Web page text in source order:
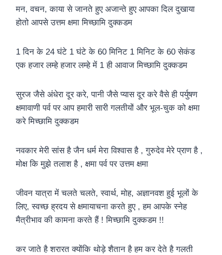
मन, वचन, काया से जानते हुए अजान्ते हुए आपका दिल दुखाया
होतो आपसे उत्तम क्षमा मिच्छामि दुक्कडम
1 दिन के 24 घंटे 1 घंटे के 60 मिनिट 1 मिनिट के 60 सेकंड
एक हजार लम्हे हजार लम्हे में 1 ही आवाज मिच्छामि दुक्कडम
सुरज जैसे अंधेरा दूर करे, पानी जैसे प्यास दूर करे वैसे ही पर्युषण
क्षमावाणी पर्व पर आप हमारी सारी गलतीयों और भूल-चुक को क्षमा
करे मिच्छामि दुक्कडम
नवकार मेरी सांस है जैन धर्म मेरा विश्वास है , गुरुदेव मेरे प्राण है ,
मोक्ष कि मुझे तलाश है , क्षमा पर्व पर उत्तम क्षमा
जीवन यात्रा में चलते चलते, स्वार्थ, मोह, अज्ञानवश हुई भूलों के
लिए, स्वच्छ ह्रदय से क्षमायाचना करते हुए , हम आपके स्नेह
मैत्रीभाव की कामना करते हैं ! मिच्छामि दुक्कडम !!
कर जाते है शरारत क्योंकि थोड़े शैतान है हम कर देते है गलती